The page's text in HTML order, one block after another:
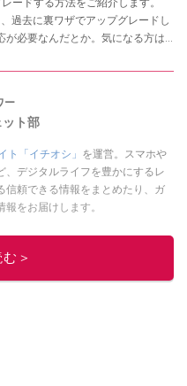
ードする方法をご紹介します。
過去に裏ワザでアップグレードし
が必要なんだとか。気になる方は
さい。
ー
ト部
ト「イチオシ」 を運営。スマホや
、デジタルライフを豊かにするレ
信頼できる情報をまとめたり、ガ
をお届けします。
オシストの他の記事を読む
＞